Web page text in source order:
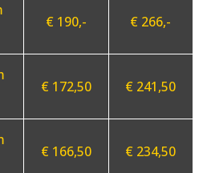
€ 190,- € 266,-
€ 172,50 € 241,50
€ 166,50 € 234,50